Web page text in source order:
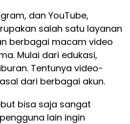
dan YouTube,
salah satu layanan
berbagai macam video
Mulai dari edukasi,
Tentunya video-
dari berbagai akun.
bisa saja sangat
lain ingin